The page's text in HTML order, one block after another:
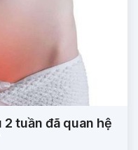
tuần đã quan hệ